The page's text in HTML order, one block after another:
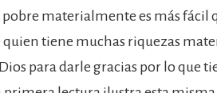
materialmente es más fácil
tiene muchas riquezas
para darle gracias por lo que